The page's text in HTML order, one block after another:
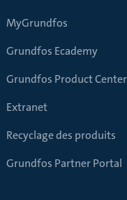
MyGrundfos
Grundfos Ecademy
Grundfos Product Center
Extranet
Recyclage des produits
Grundfos Partner Portal